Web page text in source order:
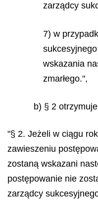
zarządcy
7) w
wskazania
zmarłego.",
b) § 2
"§ 2. Jeżeli w ciągu
zawieszeniu
zostaną wskazani
postępowanie nie
zarządcy